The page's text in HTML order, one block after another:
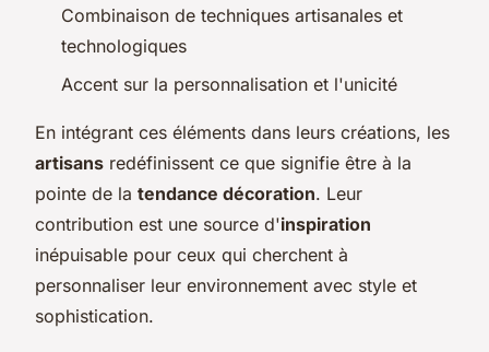
Combinaison de techniques artisanales et
technologiques
Accent sur la personnalisation et l'unicité
En intégrant ces éléments dans leurs créations, les
artisans redéfinissent ce que signifie être à la
pointe de la tendance décoration. Leur
contribution est une source d'inspiration
inépuisable pour ceux qui cherchent à
personnaliser leur environnement avec style et
sophistication.